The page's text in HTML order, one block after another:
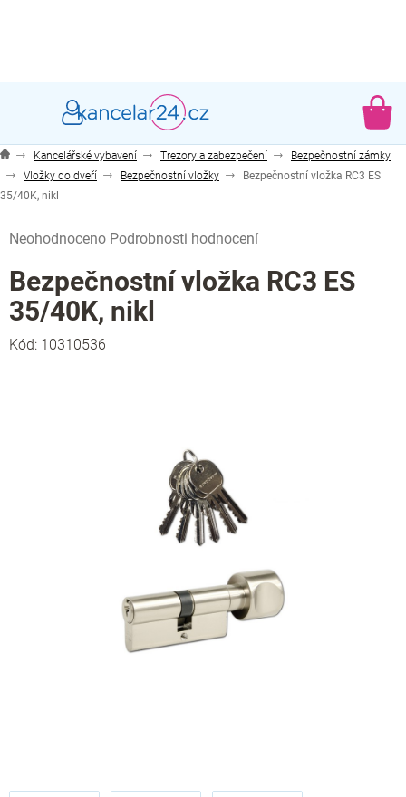
Kancelářské vybavení Trezory a zabezpečení
Bezpečnostní zámky
Vložky do dveří
Bezpečnostní vložky
Bezpečnostní vložka RC3 ES
35/40K, nikl
hodnocení
produktu
je
0,0
z
5
Neohodnoceno Podrobnosti hodnocení
Bezpečnostní vložka RC3 ES
35/40K, nikl
Kód: 10310536